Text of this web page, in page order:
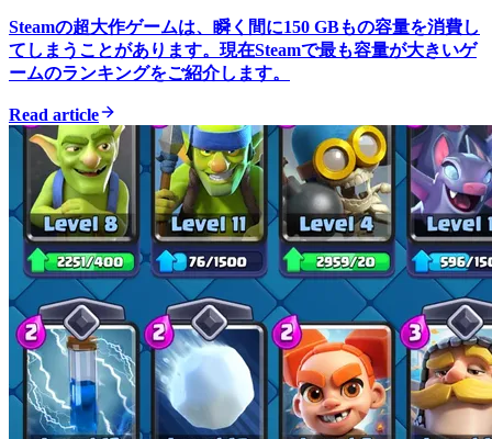
Steamの超大作ゲームは、瞬く間に150 GBもの容量を消費し
てしまうことがあります。現在Steamで最も容量が大きいゲ
ームのランキングをご紹介します。
Read article